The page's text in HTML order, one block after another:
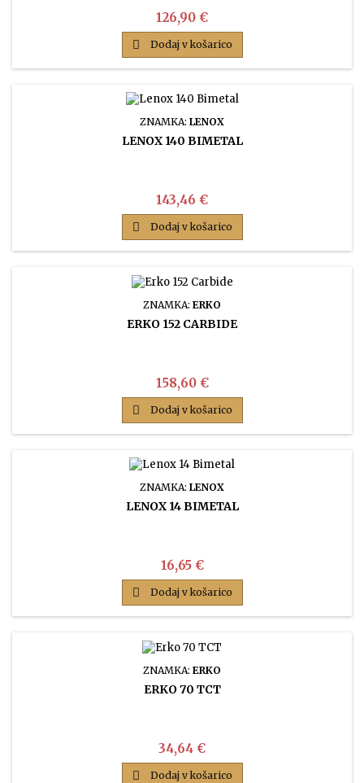
Cena
126,90 €
 Dodaj v košarico
ZNAMKA: LENOX
LENOX 140 BIMETAL
Cena
143,46 €
 Dodaj v košarico
ZNAMKA: ERKO
ERKO 152 CARBIDE
Cena
158,60 €
 Dodaj v košarico
ZNAMKA: LENOX
LENOX 14 BIMETAL
Cena
16,65 €
 Dodaj v košarico
ZNAMKA: ERKO
ERKO 70 TCT
Cena
34,64 €
 Dodaj v košarico